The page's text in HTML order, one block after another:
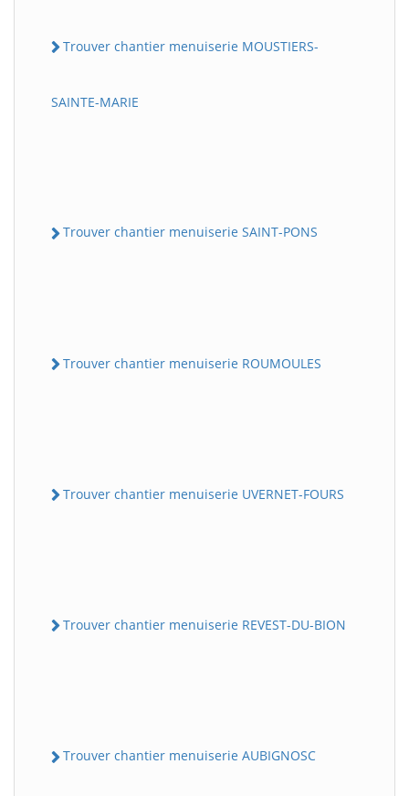
Trouver chantier menuiserie MOUSTIERS-
SAINTE-MARIE
Trouver chantier menuiserie SAINT-PONS
Trouver chantier menuiserie ROUMOULES
Trouver chantier menuiserie UVERNET-FOURS
Trouver chantier menuiserie REVEST-DU-BION
Trouver chantier menuiserie AUBIGNOSC